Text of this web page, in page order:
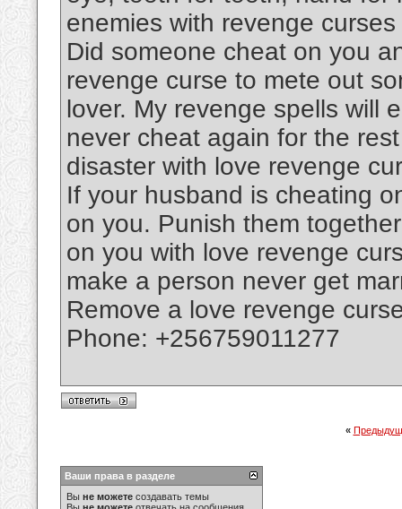
enemies with revenge curses
Did someone cheat on you
revenge curse to mete out
lover. My revenge spells will
never cheat again for the
disaster with love revenge
If your husband is cheating
on you. Punish them
on you with love revenge
make a person never get
Remove a love revenge
Phone: +256759011277
«
Ваши права в разделе
Вы не можете создавать темы